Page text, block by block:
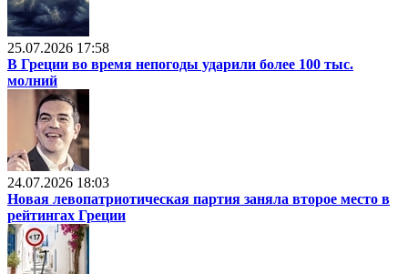
25.07.2026 17:58
В Греции во время непогоды ударили более 100 тыс.
молний
24.07.2026 18:03
Новая левопатриотическая партия заняла второе место в
рейтингах Греции